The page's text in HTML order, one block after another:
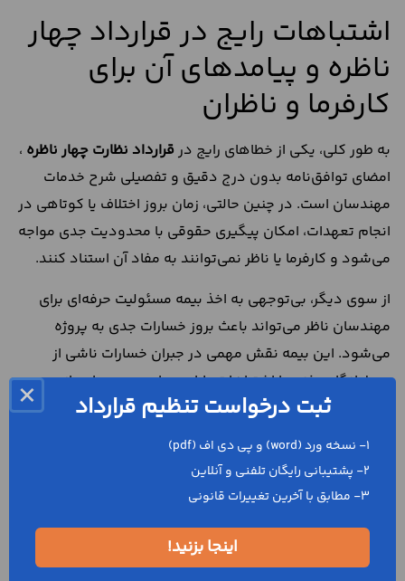
اشتباهات رایج در قرارداد چهار
ناظره و پیامدهای آن برای
کارفرما و ناظران
به طور کلی، یکی از خطاهای رایج در قرارداد نظارت چهار ناظره ،
امضای توافق‌نامه بدون درج دقیق و تفصیلی شرح خدمات
مهندسان است. در چنین حالتی، زمان بروز اختلاف یا کوتاهی در
انجام تعهدات، امکان پیگیری حقوقی با محدودیت جدی مواجه
می‌شود و کارفرما یا ناظر نمی‌توانند به مفاد آن استناد کنند.
از سوی دیگر، بی‌توجهی به اخذ بیمه مسئولیت حرفه‌ای برای
مهندسان ناظر می‌تواند باعث بروز خسارات جدی به پروژه
می‌شود. این بیمه نقش مهمی در جبران خسارات ناشی از
سهل‌انگاری فنی یا اشتباهات طراحی دارد. در بسیاری از
پروژه‌ها، به‌ دلیل نبود این پوشش، زیان‌های ناشی از
اشتباهات نظارتی به کارفرما یا ناظر تحمیل می‌شود.
از دیگر اشتباهات رایج، مستندسازی ناقص بازدیدهای نظارتی
است. عدم ثبت تاریخ بازدید، عدم تهیه عکس، ثبت نکردن
نقشه‌های اصلاح‌ شده یا گزارش فنی باعث می‌شود در زمان
درخواست پایان‌کار یا بروز اختلاف با شهرداری، مدارک کافی برای
× ثبت درخواست تنظیم قرارداد
1- نسخه ورد (word) و پی دی اف (pdf)
2- پشتیبانی رایگان تلفنی و آنلاین
3- مطابق با آخرین تغییرات قانونی
اینجا بزنید!